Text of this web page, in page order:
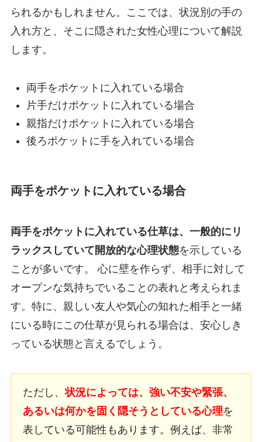
られるかもしれません。ここでは、状況別の手の
入れ方と、そこに隠された女性心理について解説
します。
両手をポケットに入れている場合
片手だけポケットに入れている場合
親指だけポケットに入れている場合
後ろポケットに手を入れている場合
両手をポケットに入れている場合
両手をポケットに入れている仕草は、一般的にリ
ラックスしていて開放的な心理状態を示している
ことが多いです。 心に壁を作らず、相手に対して
オープンな気持ちでいることの表れと考えられま
す。特に、親しい友人や気心の知れた相手と一緒
にいる時にこの仕草が見られる場合は、安心しき
っている状態と言えるでしょう。
ただし、状況によっては、強い不安や緊張、
あるいは何かを固く隠そうとしている心理を
表している可能性もあります。例えば、非常